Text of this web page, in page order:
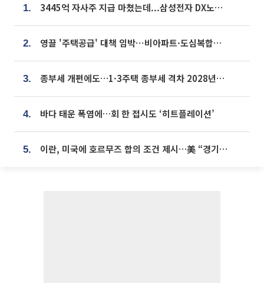
1. 3445억 자사주 지급 마쳤는데...삼성전자 DX노조, 뒤늦은 '떼쓰기 집회'
2. 영끌 '주택공급' 대책 임박⋯비아파트·도심복합까지 총동원
3. 종부세 개편에도…1·3주택 종부세 격차 2028년부터 확대
4. 바다 태운 폭염에…회 한 접시도 ‘히트플레이션’
5. 이란, 미국에 호르무즈 합의 조건 제시…美 “경기 아직 안 끝나” [종합]